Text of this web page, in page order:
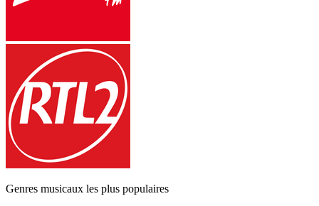
Genres musicaux les plus populaires